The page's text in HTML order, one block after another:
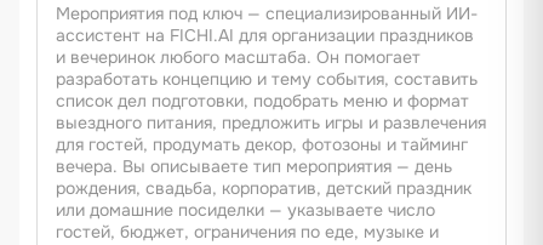
Мероприятия под ключ — специализированный ИИ-
ассистент на FICHI.AI для организации праздников
и вечеринок любого масштаба. Он помогает
разработать концепцию и тему события, составить
список дел подготовки, подобрать меню и формат
выездного питания, предложить игры и развлечения
для гостей, продумать декор, фотозоны и тайминг
вечера. Вы описываете тип мероприятия — день
рождения, свадьба, корпоратив, детский праздник
или домашние посиделки — указываете число
гостей, бюджет, ограничения по еде, музыке и